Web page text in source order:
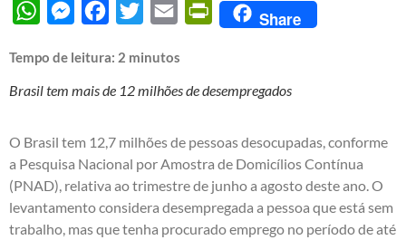
WhatsAppMessengerFacebook
Twitter Email PrintFriendly
Share
Tempo de leitura: 2 minutos
Brasil tem mais de 12 milhões de desempregados
O Brasil tem 12,7 milhões de pessoas desocupadas, conforme
a Pesquisa Nacional por Amostra de Domicílios Contínua
(PNAD), relativa ao trimestre de junho a agosto deste ano. O
levantamento considera desempregada a pessoa que está sem
trabalho, mas que tenha procurado emprego no período de até